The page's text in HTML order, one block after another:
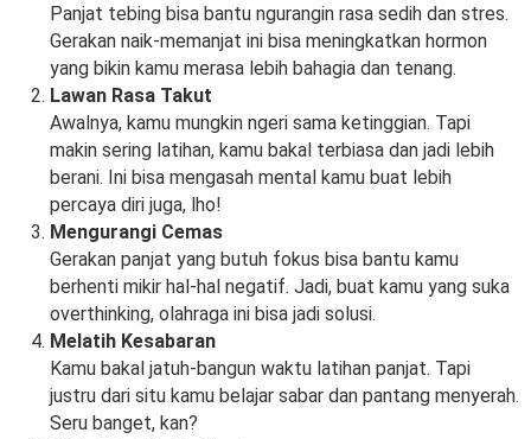
Panjat tebing bisa bantu ngurangin rasa sedih dan stres.
Gerakan naik-memanjat ini bisa meningkatkan hormon
yang bikin kamu merasa lebih bahagia dan tenang.
Lawan Rasa Takut
Awalnya, kamu mungkin ngeri sama ketinggian. Tapi
makin sering latihan, kamu bakal terbiasa dan jadi lebih
berani. Ini bisa mengasah mental kamu buat lebih
percaya diri juga, lho!
Mengurangi Cemas
Gerakan panjat yang butuh fokus bisa bantu kamu
berhenti mikir hal-hal negatif. Jadi, buat kamu yang suka
overthinking, olahraga ini bisa jadi solusi.
Melatih Kesabaran
Kamu bakal jatuh-bangun waktu latihan panjat. Tapi
justru dari situ kamu belajar sabar dan pantang menyerah.
Seru banget, kan?